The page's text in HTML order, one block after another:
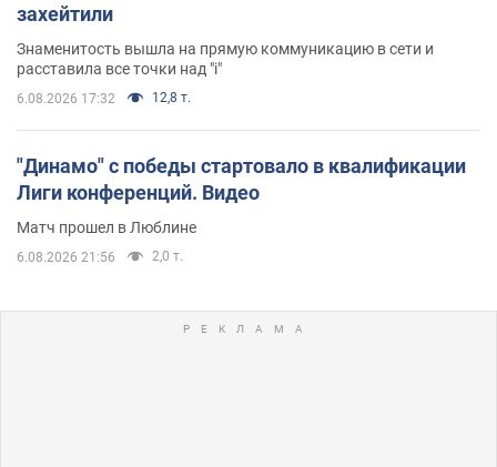
захейтили
Знаменитость вышла на прямую коммуникацию в сети и
расставила все точки над "i"
6.08.2026 17:32 12,8 т.
"Динамо" с победы стартовало в квалификации
Лиги конференций. Видео
Матч прошел в Люблине
6.08.2026 21:56 2,0 т.